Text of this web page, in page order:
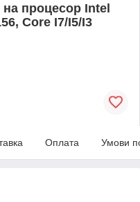
процесор Intel
Core I7/I5/I3
Оплата Умови